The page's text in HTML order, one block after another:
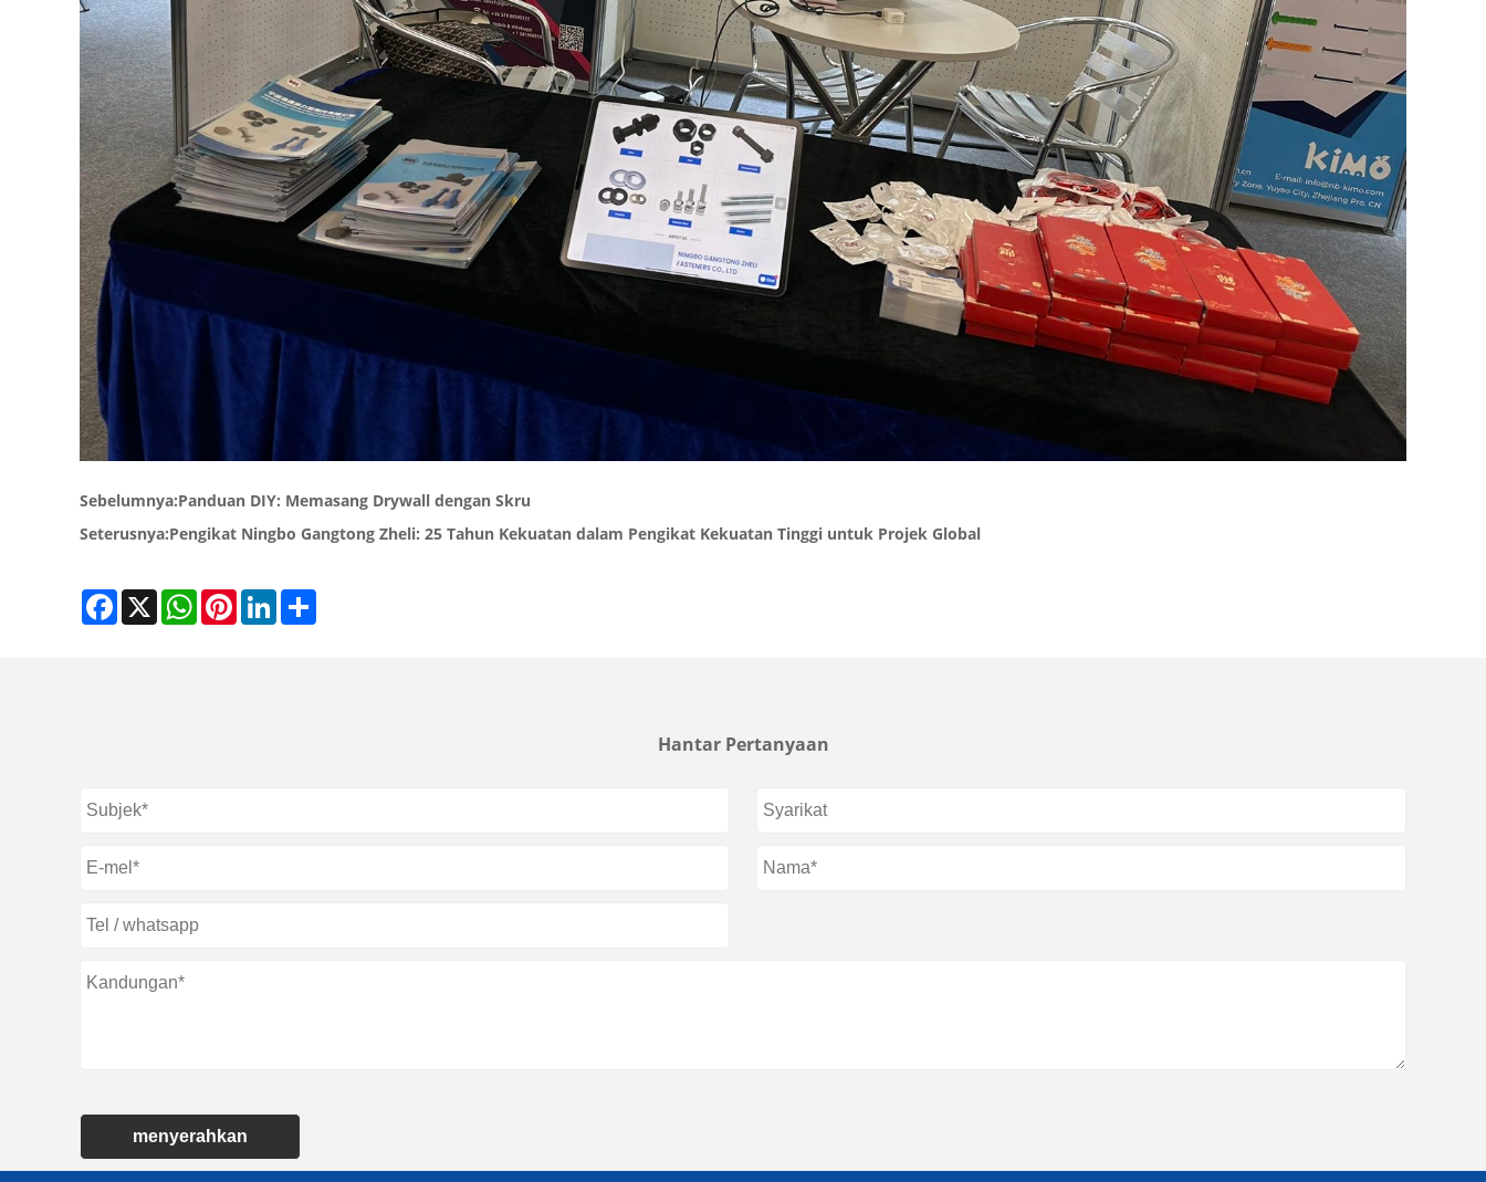
Sebelumnya:Panduan DIY: Memasang Drywall dengan Skru
Seterusnya:Pengikat Ningbo Gangtong Zheli: 25 Tahun Kekuatan dalam Pengikat Kekuatan Tinggi untuk Projek Global
Facebook
X WhatsAppPinterestLinkedIn
Hantar Pertanyaan
menyerahkan